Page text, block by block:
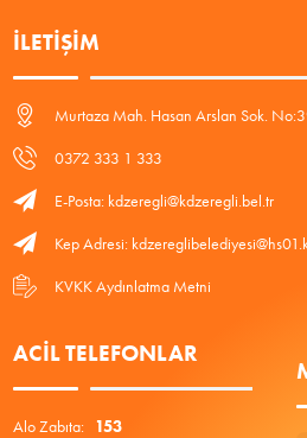
İLETIŞIM
Murtaza Mah. Hasan Arslan Sok.
0372 333 1 333
E-Posta: kdzeregli@kdzeregli.bel.tr
Kep Adresi:
KVKK Aydınlatma Metni
ACIL TELEFONLAR
Alo Zabıta: 153